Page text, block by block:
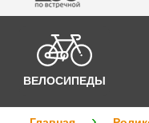
ВЕЛОСИПЕДЫ